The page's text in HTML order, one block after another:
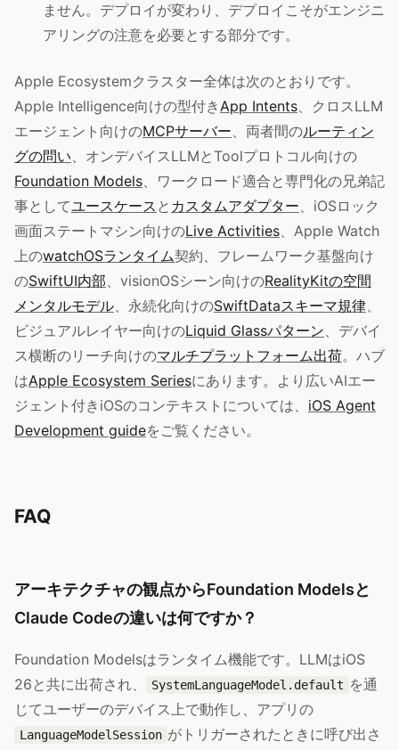
ません。デプロイが変わり、デプロイこそがエンジニ
アリングの注意を必要とする部分です。
Apple Ecosystemクラスター全体は次のとおりです。
Apple Intelligence向けの型付きApp Intents、クロスLLM
エージェント向けのMCPサーバー、両者間のルーティン
グの問い、オンデバイスLLMとToolプロトコル向けの
Foundation Models、ワークロード適合と専門化の兄弟記
事としてユースケース と カスタムアダプター、iOSロック
画面ステートマシン向けのLive Activities、Apple Watch
上のwatchOSランタイム契約、フレームワーク基盤向け
のSwiftUI内部、visionOSシーン向けのRealityKitの空間
メンタルモデル、永続化向けのSwiftDataスキーマ規律、
ビジュアルレイヤー向けのLiquid Glassパターン、デバイ
ス横断のリーチ向けのマルチプラットフォーム出荷。ハブ
はApple Ecosystem Seriesにあります。より広いAIエー
ジェント付きiOSのコンテキストについては、 iOS Agent
Development guideをご覧ください。
FAQ
アーキテクチャの観点からFoundation Modelsと
Claude Codeの違いは何ですか？
Foundation Modelsはランタイム機能です。LLMはiOS
26と共に出荷され、
SystemLanguageModel.default を通
じてユーザーのデバイス上で動作し、アプリの
LanguageModelSession がトリガーされたときに呼び出さ